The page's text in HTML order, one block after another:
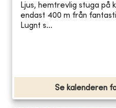
Ljus, hemtrevlig stuga på
endast 400 m från
Lugnt s...
Se kalenderen